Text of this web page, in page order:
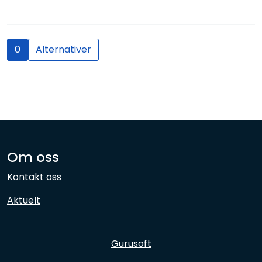
0 Alternativer
Om oss
Kontakt oss
Aktuelt
Gurusoft
Employees